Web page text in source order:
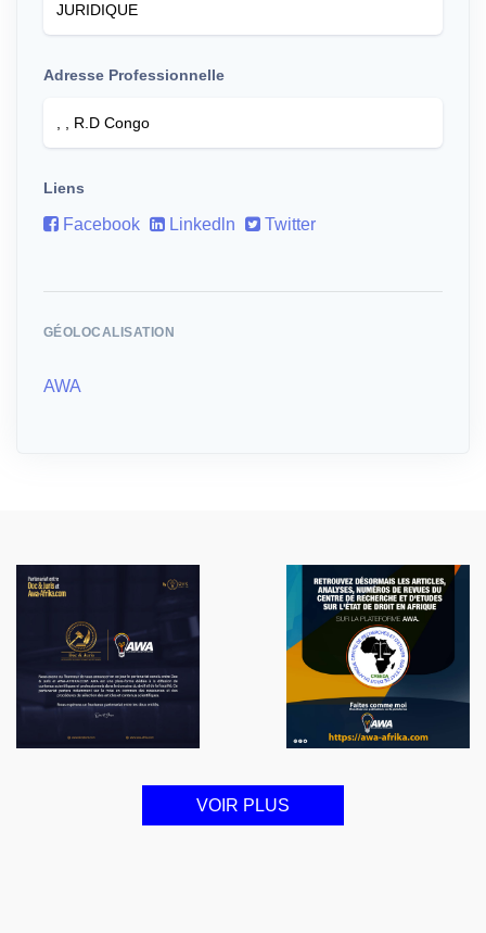
Adresse Professionnelle
Liens
Facebook Linkedln Twitter
GÉOLOCALISATION
AWA
VOIR PLUS